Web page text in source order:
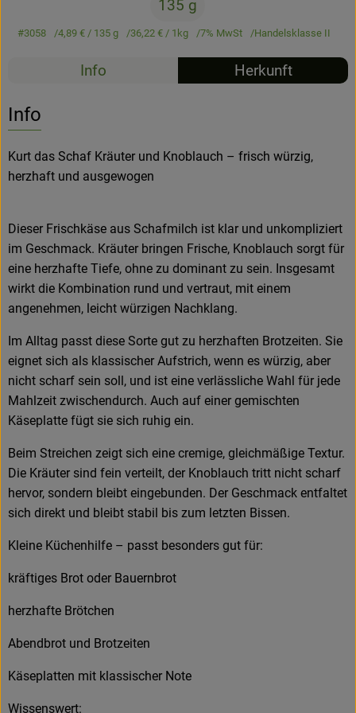
Hofladen
135 g
#3058 4,89 € / 135 g 36,22 € / 1kg 7% MwSt Handelsklasse II
Info Herkunft
Info
Kurt das Schaf Kräuter und Knoblauch – frisch würzig,
herzhaft und ausgewogen
Dieser Frischkäse aus Schafmilch ist klar und unkompliziert
im Geschmack. Kräuter bringen Frische, Knoblauch sorgt für
eine herzhafte Tiefe, ohne zu dominant zu sein. Insgesamt
wirkt die Kombination rund und vertraut, mit einem
angenehmen, leicht würzigen Nachklang.
Im Alltag passt diese Sorte gut zu herzhaften Brotzeiten. Sie
eignet sich als klassischer Aufstrich, wenn es würzig, aber
nicht scharf sein soll, und ist eine verlässliche Wahl für jede
Mahlzeit zwischendurch. Auch auf einer gemischten
Käseplatte fügt sie sich ruhig ein.
Beim Streichen zeigt sich eine cremige, gleichmäßige Textur.
Die Kräuter sind fein verteilt, der Knoblauch tritt nicht scharf
hervor, sondern bleibt eingebunden. Der Geschmack entfaltet
sich direkt und bleibt stabil bis zum letzten Bissen.
Kleine Küchenhilfe – passt besonders gut für:
kräftiges Brot oder Bauernbrot
herzhafte Brötchen
Abendbrot und Brotzeiten
Käseplatten mit klassischer Note
Wissenswert: